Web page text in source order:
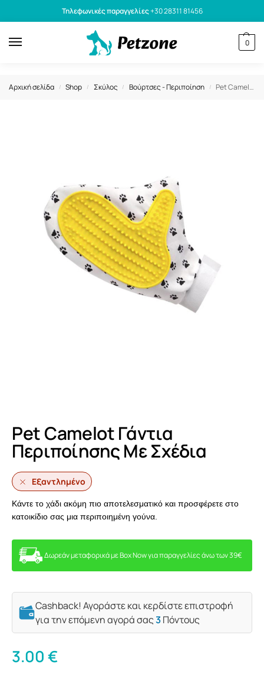
Τηλεφωνικές παραγγελίες+30 28311 81456
0
Αρχική σελίδα / Shop / Σκύλος / Βούρτσες - Περιποίηση / Pet Camelot Γάντια Περιποίησης Με Σχέδια
Pet Camelot Γάντια
Περιποίησης Με Σχέδια
Εξαντλημένο
Κάντε το χάδι ακόμη πιο αποτελεσματικό και προσφέρετε στο
κατοικίδιο σας μια περιποιημένη γούνα.
Δωρεάν μεταφορικά με Box Now για παραγγελίες άνω των 39€
Cashback! Αγοράστε και κερδίστε επιστροφή
για την επόμενη αγορά σας3Πόντους
3.00€